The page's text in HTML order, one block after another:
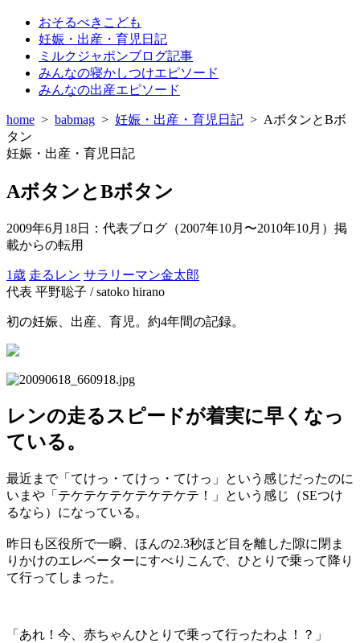
おそるべきこども
妊娠・出産・育児日記
ミルクジャポンブログ記事
みんなの寝かしつけエピソード
みんなの出産エピソード
home > babmag > 妊娠・出産・育児日記 > AボタンとBボ
タン
妊娠・出産・育児日記
AボタンとBボタン
2009年6月18日
：代表ブログ（2007年10月〜2010年10月）掲
載からの転用
1歳 走るレン サラリーマン金太郎
代表 平野聡子 / satoko hirano
初の妊娠、出産、育児。約4年間の記録。
レンの走るスピードが着実に早くなっ
ている。
最近まで「てけっ・てけっ・てけっ」という感じだったのに
いまや「テケテケテケテケテケテ！」という感じ（SEつけ
るなら）になっている。
昨日も区役所で一瞬、ほんの2.3秒ほど目を離した隙に閉ま
りかけのエレベーターにすべりこんで、ひとりで乗って降り
て行ってしまった。
「あれ！今、赤ちゃんひとりで乗って行ったわよ！？」